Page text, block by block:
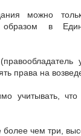
можно
образом в
права на
учитывать,
чем три,